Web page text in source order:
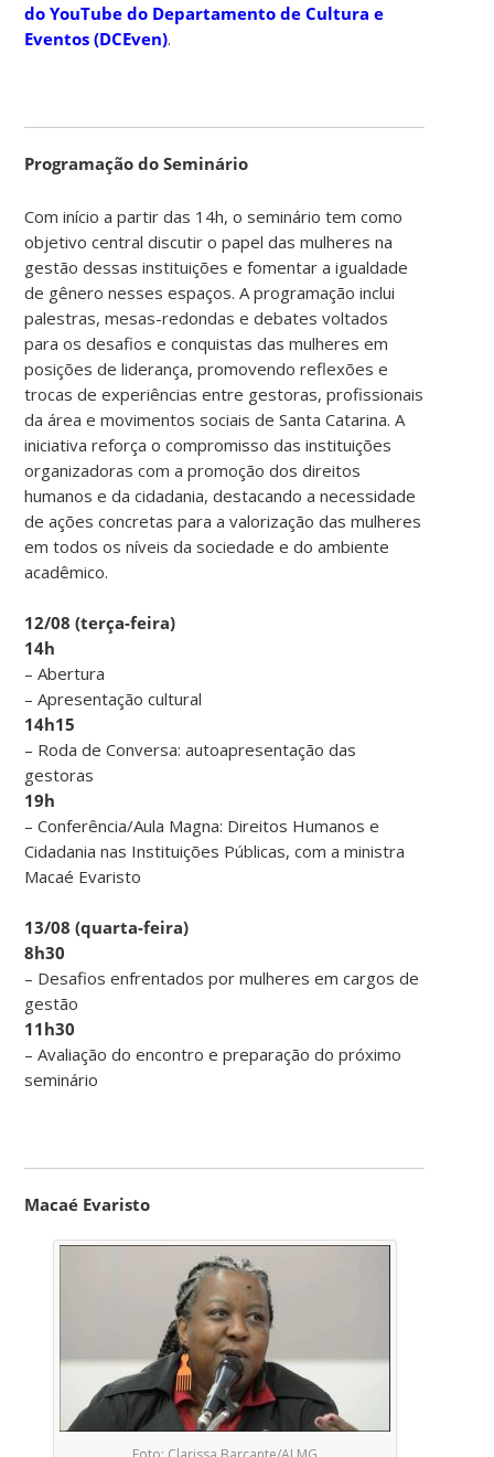
do YouTube do Departamento de Cultura e
Eventos (DCEven).
Programação do Seminário
Com início a partir das 14h, o seminário tem como
objetivo central discutir o papel das mulheres na
gestão dessas instituições e fomentar a igualdade
de gênero nesses espaços. A programação inclui
palestras, mesas-redondas e debates voltados
para os desafios e conquistas das mulheres em
posições de liderança, promovendo reflexões e
trocas de experiências entre gestoras, profissionais
da área e movimentos sociais de Santa Catarina. A
iniciativa reforça o compromisso das instituições
organizadoras com a promoção dos direitos
humanos e da cidadania, destacando a necessidade
de ações concretas para a valorização das mulheres
em todos os níveis da sociedade e do ambiente
acadêmico.
12/08 (terça-feira)
14h
– Abertura
– Apresentação cultural
14h15
– Roda de Conversa: autoapresentação das
gestoras
19h
– Conferência/Aula Magna: Direitos Humanos e
Cidadania nas Instituições Públicas, com a ministra
Macaé Evaristo
13/08 (quarta-feira)
8h30
– Desafios enfrentados por mulheres em cargos de
gestão
11h30
– Avaliação do encontro e preparação do próximo
seminário
Macaé Evaristo